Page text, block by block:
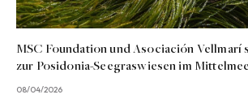
MSC Foundation und Asociación Vellmarí
zur Posidonia-Seegraswiesen im
08/04/2026